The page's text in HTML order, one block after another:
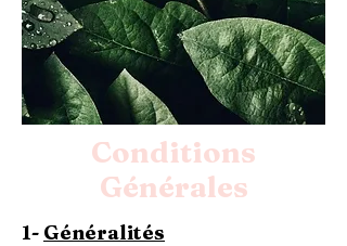
Conditions
Générales
1- Généralités